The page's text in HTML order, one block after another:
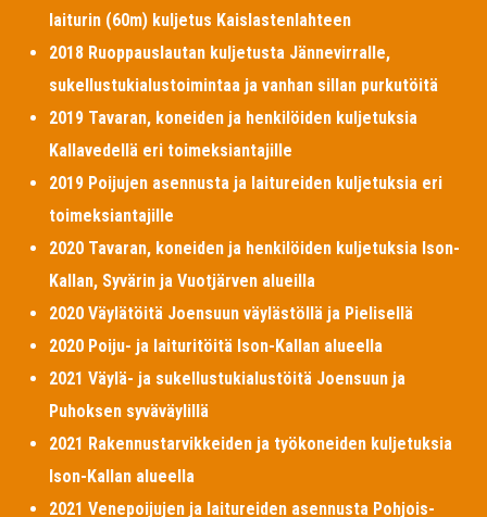
laiturin (60m) kuljetus Kaislastenlahteen
2018 Ruoppauslautan kuljetusta Jännevirralle,
sukellustukialustoimintaa ja vanhan sillan purkutöitä
2019 Tavaran, koneiden ja henkilöiden kuljetuksia
Kallavedellä eri toimeksiantajille
2019 Poijujen asennusta ja laitureiden kuljetuksia eri
toimeksiantajille
2020 Tavaran, koneiden ja henkilöiden kuljetuksia Ison-
Kallan, Syvärin ja Vuotjärven alueilla
2020 Väylätöitä Joensuun väylästöllä ja Pielisellä
2020 Poiju- ja laituritöitä Ison-Kallan alueella
2021 Väylä- ja sukellustukialustöitä Joensuun ja
Puhoksen syväväylillä
2021 Rakennustarvikkeiden ja työkoneiden kuljetuksia
Ison-Kallan alueella
2021 Venepoijujen ja laitureiden asennusta Pohjois-